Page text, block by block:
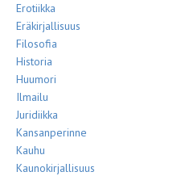
Erotiikka
Eräkirjallisuus
Filosofia
Historia
Huumori
Ilmailu
Juridiikka
Kansanperinne
Kauhu
Kaunokirjallisuus